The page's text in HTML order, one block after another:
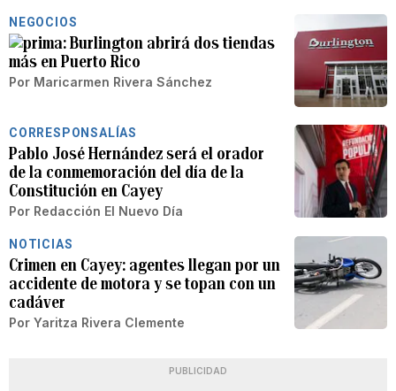
NEGOCIOS
Burlington abrirá dos tiendas
más en Puerto Rico
Por Maricarmen Rivera Sánchez
CORRESPONSALÍAS
Pablo José Hernández será el orador
de la conmemoración del día de la
Constitución en Cayey
Por Redacción El Nuevo Día
NOTICIAS
Crimen en Cayey: agentes llegan por un
accidente de motora y se topan con un
cadáver
Por Yaritza Rivera Clemente
PUBLICIDAD